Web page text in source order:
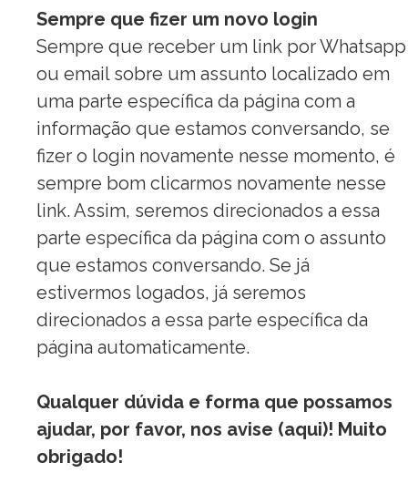
Sempre que fizer um novo login
Sempre que receber um link por Whatsapp
ou email sobre um assunto localizado em
uma parte específica da página com a
informação que estamos conversando, se
fizer o login novamente nesse momento, é
sempre bom clicarmos novamente nesse
link. Assim, seremos direcionados a essa
parte específica da página com o assunto
que estamos conversando. Se já
estivermos logados, já seremos
direcionados a essa parte específica da
página automaticamente.
Qualquer dúvida e forma que possamos
ajudar, por favor, nos avise (aqui)! Muito
obrigado!